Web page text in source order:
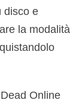
disco e
la modalità
Online